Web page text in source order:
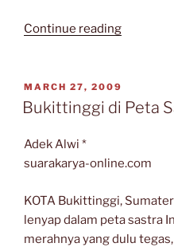
Continue reading
POSTED
ON
MARCH 27, 2009
Bukittinggi di Peta
Adek Alwi *
suarakarya-online.com
KOTA Bukittinggi,
lenyap dalam peta sastra
merahnya yang dulu